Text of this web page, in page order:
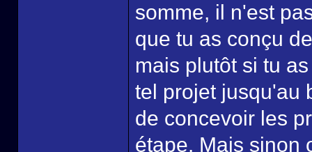
somme, il n'est
que tu as conçu
mais plutôt si tu
tel projet jusqu'au
de concevoir les
étape. Mais sinon